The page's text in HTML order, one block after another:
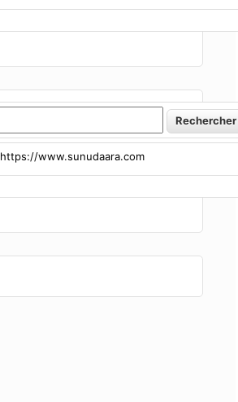
https://www.sunudaara.com